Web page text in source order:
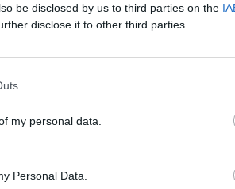
be disclosed by us to third parties on the
disclose it to other third parties.
my personal data.
Personal Data.
de 46,3 millones de dólares
Este resultado se explica por los
nunca ha sido tan fuerte.
de estar físicamente
energía con amigos y otros
no puede replicar”,
y consejero delegado de Live